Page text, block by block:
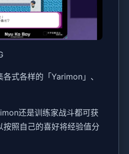
式各样的「Yarimon」、
还是训练家战斗都可获
照自己的喜好将经验值分